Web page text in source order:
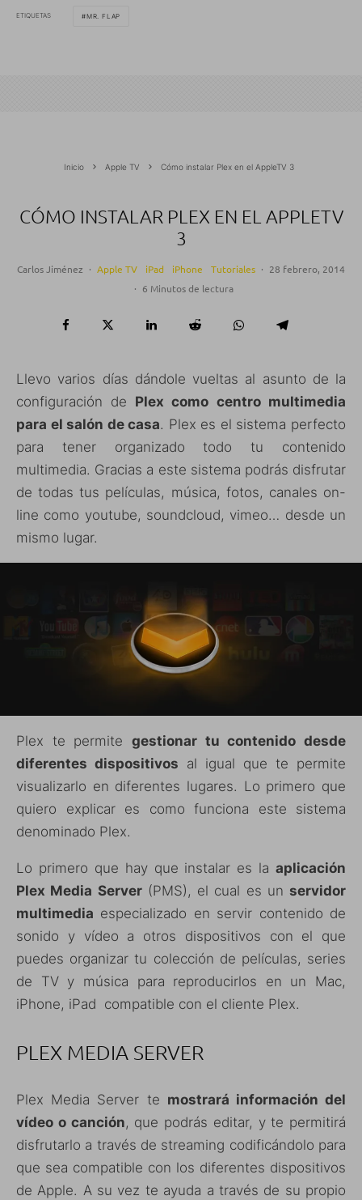
ETIQUETAS MR. FLAP
Inicio Apple TV Cómo instalar Plex en el AppleTV 3
CÓMO INSTALAR PLEX EN EL APPLETV
3
Carlos Jiménez · Apple TV iPad iPhone Tutoriales · 28 febrero, 2014
· 6 Minutos de lectura
Llevo varios días dándole vueltas al asunto de la
configuración de Plex como centro multimedia
para el salón de casa. Plex es el sistema perfecto
para tener organizado todo tu contenido
multimedia. Gracias a este sistema podrás disfrutar
de todas tus películas, música, fotos, canales on-
line como youtube, soundcloud, vimeo… desde un
mismo lugar.
Plex te permite gestionar tu contenido desde
diferentes dispositivos al igual que te permite
visualizarlo en diferentes lugares. Lo primero que
quiero explicar es como funciona este sistema
denominado Plex.
Lo primero que hay que instalar es la aplicación
Plex Media Server(PMS), el cual es un servidor
multimedia especializado en servir contenido de
sonido y vídeo a otros dispositivos con el que
puedes organizar tu colección de películas, series
de TV y música para reproducirlos en un Mac,
iPhone, iPad compatible con el cliente Plex.
PLEX MEDIA SERVER
Plex Media Server te mostrará información del
vídeo o canción, que podrás editar, y te permitirá
disfrutarlo a través de streaming codificándolo para
que sea compatible con los diferentes dispositivos
de Apple. A su vez te ayuda a través de su propio